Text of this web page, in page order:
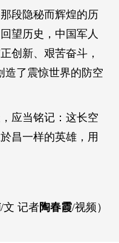
段隐秘而辉煌的历
望历史，中国军人
创新、艰苦奋斗，
造了震惊世界的防空
应当铭记：这长空
昌一样的英雄，用
/文 记者陶春霞/视频）